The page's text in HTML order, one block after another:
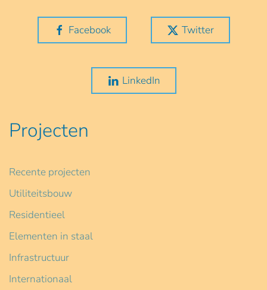
Facebook Twitter
LinkedIn
Projecten
Recente projecten
Utiliteitsbouw
Residentieel
Elementen in staal
Infrastructuur
Internationaal